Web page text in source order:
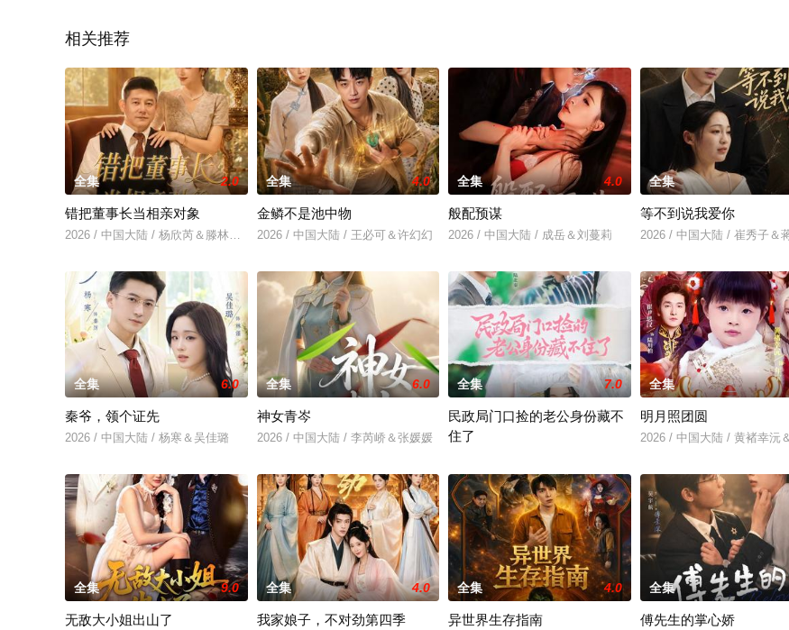
相关推荐
全集 2.0
错把董事长当相亲对象
2026 / 中国大陆 / 杨欣芮＆滕林＆马治邦
全集 4.0
金鳞不是池中物
2026 / 中国大陆 / 王必可＆许幻幻
全集 4.0
般配预谋
2026 / 中国大陆 / 成岳＆刘蔓莉
全集
等不到说我爱你
2026 / 中国大陆 / 崔秀子＆
全集 6.0
秦爷，领个证先
2026 / 中国大陆 / 杨寒＆吴佳璐
全集 6.0
神女青岑
2026 / 中国大陆 / 李芮峤＆张媛媛
全集 7.0
民政局门口捡的老公身份藏不
住了
全集
明月照团圆
2026 / 中国大陆 / 黄褚幸沅
全集 9.0
无敌大小姐出山了
全集 4.0
我家娘子，不对劲第四季
全集 4.0
异世界生存指南
全集
傅先生的掌心娇